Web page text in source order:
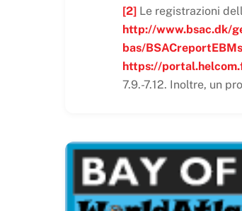
[2] Le registrazioni
http://www.bsac.dk/
bas/
https://
7.9.-7.12. Inoltre, un